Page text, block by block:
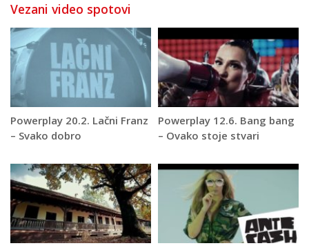
Vezani video spotovi
Powerplay 20.2. Lačni Franz
– Svako dobro
Powerplay 12.6. Bang bang
– Ovako stoje stvari